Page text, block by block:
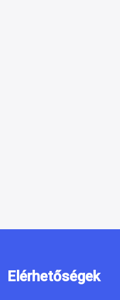
Elérhetőségek